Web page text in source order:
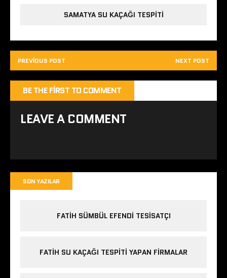
SAMATYA SU KAÇAĞI TESPITI
PREVIOUS POST NEXT POST
BE THE FIRST TO COMMENT
LEAVE A COMMENT
SON YAZILAR
FATIH SÜMBÜL EFENDI TESISATÇI
FATIH SU KAÇAĞI TESPITI YAPAN FIRMALAR